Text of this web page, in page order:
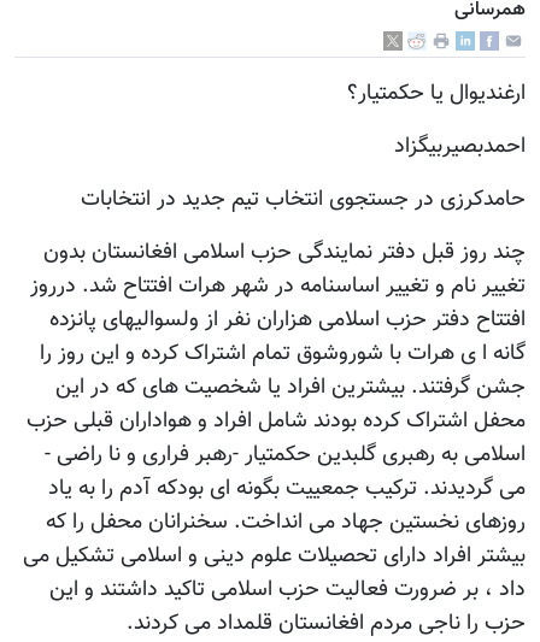
همرسانی
ارغندیوال یا حکمتیار؟
احمدبصيربيگزاد
حامدکرزی در جستجوی انتخاب تیم جدید در انتخابات
چند روز قبل دفتر نمایندگی حزب اسلامی افغانستان بدون
تغییر نام و تغییر اساسنامه در شهر هرات افتتاح شد. درروز
افتتاح دفتر حزب اسلامی هزاران نفر از ولسوالیهای پانزده
گانه ا ی هرات با شوروشوق تمام اشتراک کرده و این روز را
جشن گرفتند. بیشترین افراد یا شخصیت های که در این
محفل اشتراک کرده بودند شامل افراد و هواداران قبلی حزب
اسلامی به رهبری گلبدین حکمتیار -رهبر فراری و نا راضی -
می گردیدند. ترکیب جمعییت بگونه ای بودکه آدم را به یاد
روزهای نخستین جهاد می انداخت. سخنرانان محفل را که
بیشتر افراد دارای تحصیلات علوم دینی و اسلامی تشکیل می
داد ، بر ضرورت فعالیت حزب اسلامی تاکید داشتند و این
حزب را ناجی مردم افغانستان قلمداد می کردند.